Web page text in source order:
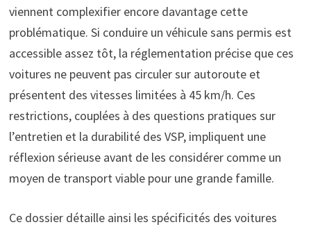
viennent complexifier encore davantage cette
problématique. Si conduire un véhicule sans permis est
accessible assez tôt, la réglementation précise que ces
voitures ne peuvent pas circuler sur autoroute et
présentent des vitesses limitées à 45 km/h. Ces
restrictions, couplées à des questions pratiques sur
l’entretien et la durabilité des VSP, impliquent une
réflexion sérieuse avant de les considérer comme un
moyen de transport viable pour une grande famille.
Ce dossier détaille ainsi les spécificités des voitures